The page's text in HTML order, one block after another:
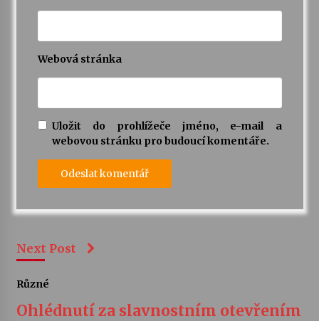
Webová stránka
Uložit do prohlížeče jméno, e-mail a
webovou stránku pro budoucí komentáře.
Next Post
Různé
Ohlédnutí za slavnostním otevřením